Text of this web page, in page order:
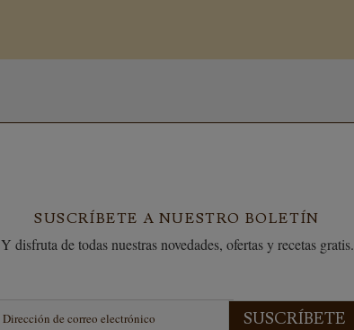
SUSCRÍBETE A NUESTRO BOLETÍN
Y disfruta de todas nuestras novedades, ofertas y recetas gratis.
SUSCRÍBETE